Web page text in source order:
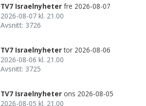
TV7 Israelnyheter fre 2026-08-07
2026-08-07 kl. 21.00
Avsnitt: 3726
TV7 Israelnyheter tor 2026-08-06
2026-08-06 kl. 21.00
Avsnitt: 3725
TV7 Israelnyheter ons 2026-08-05
2026-08-05 kl. 21.00